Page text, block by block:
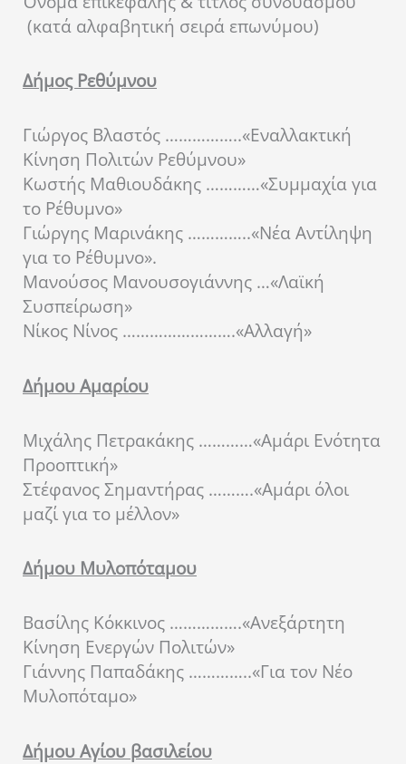
(κατά αλφαβητική σειρά επωνύμου)
Δήμος Ρεθύμνου
Γιώργος Βλαστός ……………..«Εναλλακτική
Κίνηση Πολιτών Ρεθύμνου»
Κωστής Μαθιουδάκης …………«Συμμαχία για
το Ρέθυμνο»
Γιώργης Μαρινάκης …………..«Νέα Αντίληψη
για το Ρέθυμνο».
Μανούσος Μανουσογιάννης …«Λαϊκή
Συσπείρωση»
Νίκος Νίνος …………………….«Αλλαγή»
Δήμου Αμαρίου
Μιχάλης Πετρακάκης …………«Αμάρι Ενότητα
Προοπτική»
Στέφανος Σημαντήρας ……….«Αμάρι όλοι
μαζί για το μέλλον»
Δήμου Μυλοπόταμου
Βασίλης Κόκκινος …………….«Ανεξάρτητη
Κίνηση Ενεργών Πολιτών»
Γιάννης Παπαδάκης …………..«Για τον Νέο
Μυλοπόταμο»
Δήμου Αγίου βασιλείου